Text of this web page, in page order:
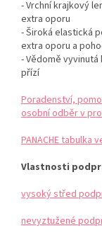
- Vrchní krajkový
extra oporu
- Široká elastická
extra oporu a
- Vědomě
přízí
Poradenství,
osobní odběr v
PANACHE tabulka
Vlastnosti
vysoký střed
nevyztužené